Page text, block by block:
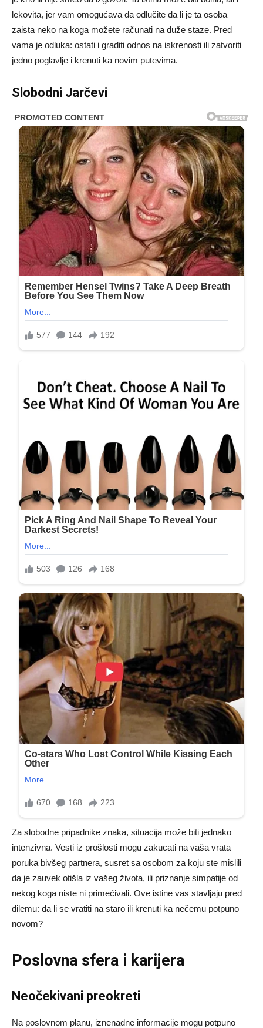
lekovita, jer vam omogućava da odlučite da li je ta osoba
zaista neko na koga možete računati na duže staze. Pred
vama je odluka: ostati i graditi odnos na iskrenosti ili zatvoriti
jedno poglavlje i krenuti ka novim putevima.
Slobodni Jarčevi
Za slobodne pripadnike znaka, situacija može biti jednako
intenzivna. Vesti iz prošlosti mogu zakucati na vaša vrata –
poruka bivšeg partnera, susret sa osobom za koju ste mislili
da je zauvek otišla iz vašeg života, ili priznanje simpatije od
nekog koga niste ni primećivali. Ove istine vas stavljaju pred
dilemu: da li se vratiti na staro ili krenuti ka nečemu potpuno
novom?
Poslovna sfera i karijera
Neočekivani preokreti
Na poslovnom planu, iznenadne informacije mogu potpuno